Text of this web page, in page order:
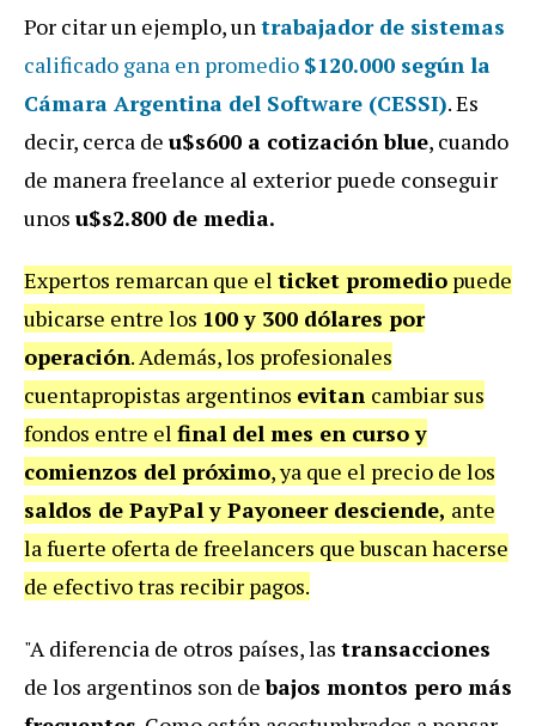
Por citar un ejemplo, untrabajador de sistemas
calificado gana en promedio $120.000 según la
Cámara Argentina del Software (CESSI). Es
decir, cerca de u$s600 a cotización blue, cuando
de manera freelance al exterior puede conseguir
unos u$s2.800 de media.
Expertos remarcan que el ticket promedio puede
ubicarse entre los 100 y 300 dólares por
operación. Además, los profesionales
cuentapropistas argentinos evitan cambiar sus
fondos entre el final del mes en curso y
comienzos del próximo, ya que el precio de los
saldos de PayPal y Payoneer desciende, ante
la fuerte oferta de freelancers que buscan hacerse
de efectivo tras recibir pagos.
"A diferencia de otros países, las transacciones
de los argentinos son debajos montos pero más